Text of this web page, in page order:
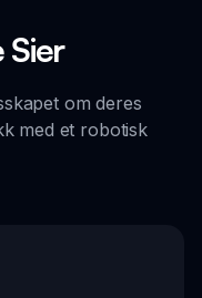
Sier
om deres
med et robotisk